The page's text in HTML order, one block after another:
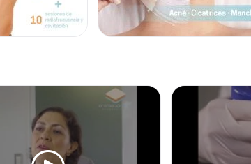
CONTACTAR
Los lunares o nevos
remoción puede
mediante cirugía, la
algunos pueden ser
que ser removidos